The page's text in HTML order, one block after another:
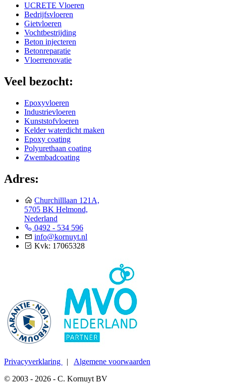
UCRETE Vloeren
Bedrijfsvloeren
Gietvloeren
Vochtbestrijding
Beton injecteren
Betonreparatie
Vloerrenovatie
Veel bezocht:
Epoxyvloeren
Industrievloeren
Kunststofvloeren
Kelder waterdicht maken
Epoxy coating
Polyurethaan coating
Zwembadcoating
Adres:
Churchilllaan 121A,
5705 BK Helmond,
Nederland
0492 - 534 596
info@kornuyt.nl
Kvk: 17065328
Privacyverklaring | Algemene voorwaarden
© 2003 - 2026 - C. Kornuyt BV